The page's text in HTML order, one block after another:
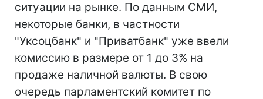
ситуации на рынке. По данным СМИ,
некоторые банки, в частности
"Уксоцбанк" и "Приватбанк" уже ввели
комиссию в размере от 1 до 3% на
продаже наличной валюты. В свою
очередь парламентский комитет по